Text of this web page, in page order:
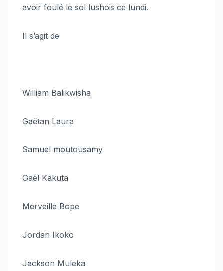
avoir foulé le sol lushois ce lundi.
Il s’agit de
William Balikwisha
Gaëtan Laura
Samuel moutousamy
Gaël Kakuta
Merveille Bope
Jordan Ikoko
Jackson Muleka